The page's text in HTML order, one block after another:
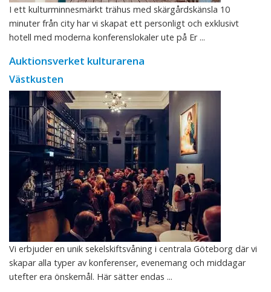
I ett kulturminnesmärkt trähus med skärgårdskänsla 10
minuter från city har vi skapat ett personligt och exklusivt
hotell med moderna konferenslokaler ute på Er ...
Auktionsverket kulturarena
Västkusten
Vi erbjuder en unik sekelskiftsvåning i centrala Göteborg där vi
skapar alla typer av konferenser, evenemang och middagar
utefter era önskemål. Här sätter endas ...